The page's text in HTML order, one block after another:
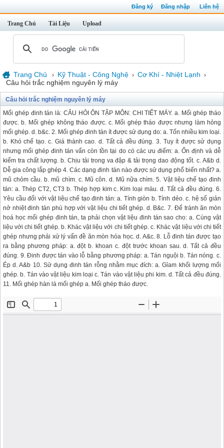
Đăng ký Đăng nhập Liên hệ
Trang Chủ Tài Liệu Upload
Trang Chủ › Kỹ Thuật - Công Nghệ › Cơ Khí - Nhiệt Lạnh ›
Câu hỏi trắc nghiệm nguyên lý máy
Câu hỏi trắc nghiệm nguyên lý máy
Mối ghép đinh tán là: CÂU HỎI ÔN TẬP MÔN: CHI TIẾT MÁY. a. Mối ghép tháo
được. b. Mối ghép không tháo được. c. Mối ghép tháo được nhưng làm hỏng
mối ghép. d. b&c. 2. Mối ghép đinh tán ít được sử dụng do: a. Tốn nhiều kim loại.
b. Khó chế tạo. c. Giá thành cao. d. Tất cả đều đúng. 3. Tuy ít được sử dụng
nhưng mối ghép đinh tán vẩn còn tồn tại do có các ưu điểm: a. Ổn định và dễ
kiểm tra chất lượng. b. Chịu tải trong va đập & tải trọng dao động tốt. c. A&b d.
Dễ gia công lắp ghép 4. Các dạng đinh tán nào được sử dụng phổ biến nhất? a.
mũ chỏm cầu. b. mũ chìm. c. Mũ côn. d. Mũ nữa chìm. 5. Vật liệu chế tạo đinh
tán: a. Thép CT2, CT3 b. Thép hợp kim c. Kim loại màu. d. Tất cả đều đúng. 6.
Yêu cầu đối với vật liệu chế tạo đinh tán: a. Tính giòn b. Tính dẻo. c. hệ số giản
nở nhiệt đinh tán phù hợp với vật liệu chi tiết ghép. d. B&c. 7. Để tránh ăn mòn
hoá học mối ghép đinh tán, ta phải chọn vật liệu đinh tán sao cho: a. Cùng vật
liệu với chi tiết ghép. b. Khác vật liệu với chi tiết ghép. c. Khác vật liệu với chi tiết
ghép nhưng phải xử lý vấn đề ăn mòn hóa học. d. A&c. 8. Lỗ đinh tán được tạo
ra bằng phương pháp: a. đột b. khoan c. đột trước khoan sau. d. Tất cả đều
đúng. 9. Đinh được tán vào lỗ bằng phương pháp: a. Tán nguội b. Tán nóng. c.
Ép d. A&b 10. Sử dụng đinh tán rỗng nhằm mục đích: a. Gỉam khối lượng mối
ghép. b. Tán vào vật liệu kim loại c. Tán vào vật liệu phi kim. d. Tất cả đều đúng.
11. Mối ghép hàn là mối ghép a. Mối ghép tháo được.